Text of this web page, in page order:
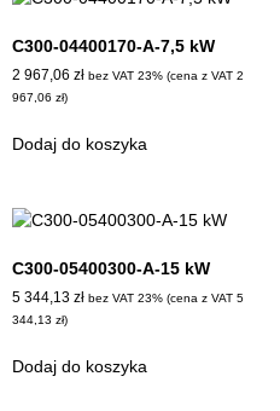
C300-04400170-A-7,5 kW
2 967,06 zł bez VAT 23% (cena z VAT 2
967,06 zł)
Dodaj do koszyka
C300-05400300-A-15 kW
5 344,13 zł bez VAT 23% (cena z VAT 5
344,13 zł)
Dodaj do koszyka